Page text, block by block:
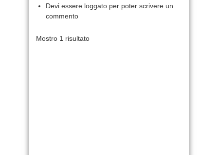
Devi essere loggato per poter scrivere un
commento
Mostro 1 risultato